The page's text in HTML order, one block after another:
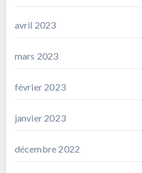
avril 2023
mars 2023
février 2023
janvier 2023
décembre 2022